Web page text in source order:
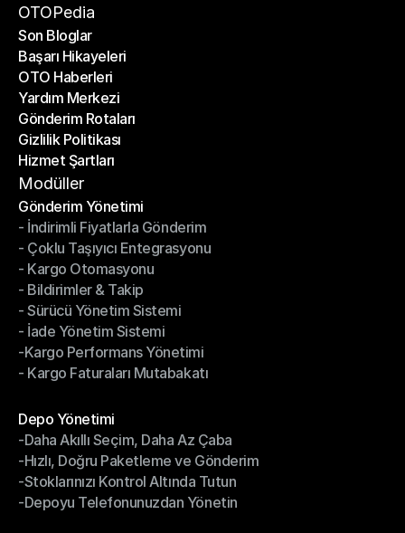
Bir Ortak Ol
OTOPedia
Son Bloglar
Son Bloglar
Başarı Hikayeleri
Başarı Hikayeleri
OTO Haberleri
OTO Haberleri
Yardım Merkezi
Yardım Merkezi
Gönderim Rotaları
Gönderim Rotaları
Gizlilik Politikası
Gizlilik Politikası
Hizmet Şartları
Hizmet Şartları
Modüller
Gönderim Yönetimi
Gönderim Yönetimi
- İndirimli Fiyatlarla Gönderim
- İndirimli Fiyatlarla Gönderim
- Çoklu Taşıyıcı Entegrasyonu
- Çoklu Taşıyıcı Entegrasyonu
- Kargo Otomasyonu
- Kargo Otomasyonu
- Bildirimler & Takip
- Bildirimler & Takip
- Sürücü Yönetim Sistemi
- Sürücü Yönetim Sistemi
- İade Yönetim Sistemi
- İade Yönetim Sistemi
-Kargo Performans Yönetimi
-Kargo Performans Yönetimi
- Kargo Faturaları Mutabakatı
Depo Yönetimi
Depo Yönetimi
-Daha Akıllı Seçim, Daha Az Çaba
-Daha Akıllı Seçim, Daha Az Çaba
-Hızlı, Doğru Paketleme ve Gönderim
-Hızlı, Doğru Paketleme ve Gönderim
-Stoklarınızı Kontrol Altında Tutun
-Stoklarınızı Kontrol Altında Tutun
-Depoyu Telefonunuzdan Yönetin